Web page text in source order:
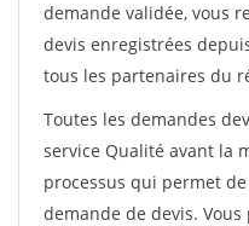
demande validée, vous
devis enregistrées
tous les partenaires du
Toutes les demandes
service Qualité avant la
processus qui permet
demande de devis.